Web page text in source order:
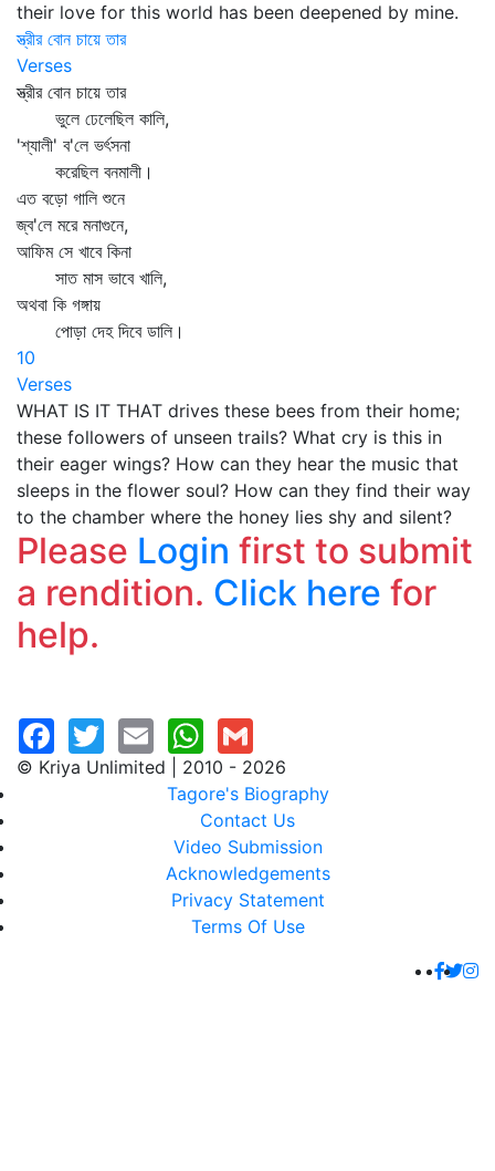
their love for this world has been deepened by mine.
স্ত্রীর বোন চায়ে তার
Verses
স্ত্রীর বোন চায়ে তার
ভুলে ঢেলেছিল কালি,
'শ্যালী' ব'লে ভর্ৎসনা
করেছিল বনমালী।
এত বড়ো গালি শুনে
জ্ব'লে মরে মনাগুনে,
আফিম সে খাবে কিনা
সাত মাস ভাবে খালি,
অথবা কি গঙ্গায়
পোড়া দেহ দিবে ডালি।
10
Verses
WHAT IS IT THAT drives these bees from their home;
these followers of unseen trails? What cry is this in
their eager wings? How can they hear the music that
sleeps in the flower soul? How can they find their way
to the chamber where the honey lies shy and silent?
Please Login first to submit
a rendition. Click here for
help.
© Kriya Unlimited | 2010 - 2026
Tagore's Biography
Contact Us
Video Submission
Acknowledgements
Privacy Statement
Terms Of Use